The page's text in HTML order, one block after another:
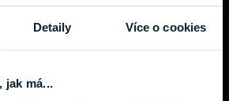
Detaily Více o cookies
jak má...